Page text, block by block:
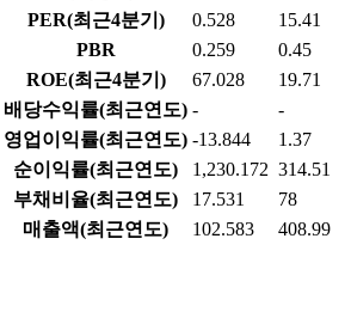
2026-07-09 2,685 0
0.00%
2026-07-08 2,765
0.00%
2026-07-07 2,825 0 0.00%
업종 내 비교
언론/출판 업종(4개) 연간 기준
항목 현재 종목 업종 평균